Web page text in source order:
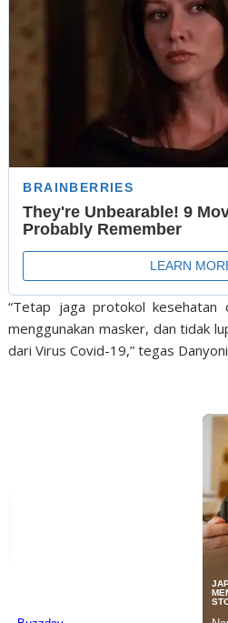
“Tetap jaga protokol kesehatan
menggunakan masker, dan tidak
dari Virus Covid-19,” tegas